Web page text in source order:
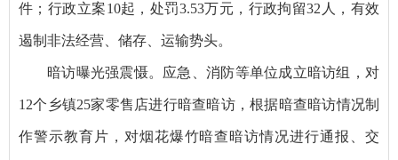
件；行政立案10起，处罚3.53万元，行政拘留32人，有效
遏制非法经营、储存、运输势头。
暗访曝光强震慑。应急、消防等单位成立暗访组，对
12个乡镇25家零售店进行暗查暗访，根据暗查暗访情况制
作警示教育片，对烟花爆竹暗查暗访情况进行通报、交